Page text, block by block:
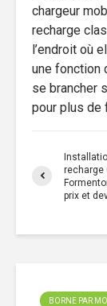
chargeur
recharge
l’endroit où
une fonction
se brancher
pour plus de
recharge
prix et
BORNE PAR